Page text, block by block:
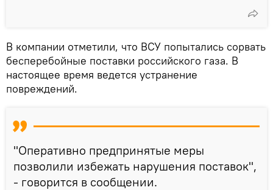
В компании отметили, что ВСУ попытались сорвать
бесперебойные поставки российского газа. В
настоящее время ведется устранение
повреждений.
"Оперативно предпринятые меры
позволили избежать нарушения поставок",
- говорится в сообщении.